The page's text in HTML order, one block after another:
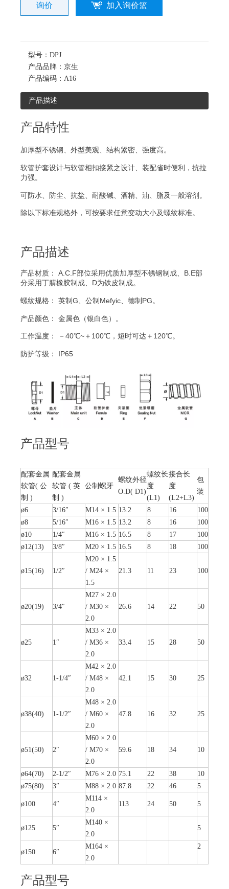
询价 加入询价篮
型号： DPJ
产品品牌： 京生
产品编码： A16
产品描述
产品特性
加厚型不锈钢、外型美观、结构紧密、强度高。
软管护套设计与软管相扣接紧之设计、装配省时便利，抗拉
力强。
可防水、防尘、抗盐、耐酸碱、酒精、油、脂及一般溶剂。
除以下标准规格外，可按要求任意变动大小及螺纹标准。
产品描述
产品材质： A.C.F部位采用优质加厚型不锈钢制成、B.E部
分采用丁腈橡胶制成、D为铁皮制成。
螺纹规格： 英制G、公制Mefyic、德制PG。
产品颜色： 金属色（银白色）。
工作温度： －40℃~＋100℃，短时可达＋120℃。
防护等级： IP65
产品型号
配套金属
软管( 公
制 )
配套金属
软管 ( 英
制 )
公制螺牙
螺纹外径
O.D( D1)
螺纹长
度
(L1)
接合长
度
(L2+L3)
包
装
ø6 3/16″ M14 × 1.5 13.2 8 16
100
ø8
5/16″ M16 × 1.5 13.2 8 16
100
ø10
1/4″ M16 × 1.5 16.5 8 17
100
ø12(13)
3/8″ M20 × 1.5 16.5 8 18 100
ø15(16) 1/2″
M20 × 1.5
/ M24 ×
1.5
21.3 11 23 100
ø20(19) 3/4″
M27 × 2.0
/ M30 ×
2.0
26.6 14 22 50
ø25 1″
M33 × 2.0
/ M36 ×
2.0
33.4 15 28 50
ø32 1-1/4″
M42 × 2.0
/ M48 ×
2.0
42.1 15 30 25
ø38(40) 1-1/2″
M48 × 2.0
/ M60 ×
2.0
47.8 16 32 25
ø51(50) 2″
M60 × 2.0
/ M70 ×
2.0
59.6 18 34 10
ø64(70) 2-1/2″ M76 × 2.0 75.1 22 38
10
ø75(80)
3″ M88 × 2.0 87.8 22 46 5
ø100 4″
M114 ×
2.0
113 24 50 5
ø125 5″
M140 ×
2.0
5
ø150 6″
M164 ×
2.0
2
产品型号